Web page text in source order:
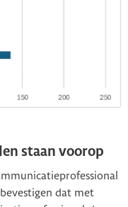
staan voorop
dat met